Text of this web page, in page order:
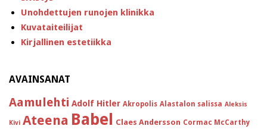
Unohdettujen runojen klinikka
Kuvataiteilijat
Kirjallinen estetiikka
AVAINSANAT
Aamulehti Adolf Hitler Akropolis Alastalon salissa Aleksis
Kivi Ateena Babel Claes Andersson Cormac McCarthy